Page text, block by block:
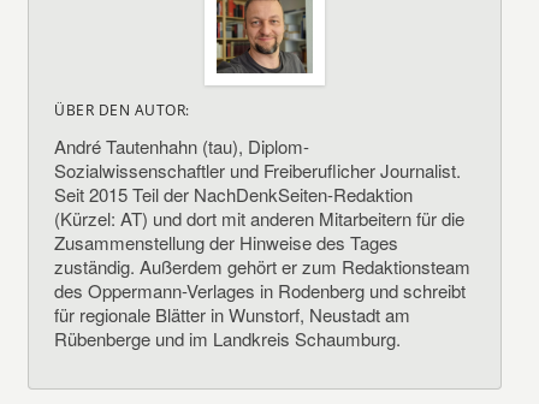
ÜBER DEN AUTOR:
André Tautenhahn (tau), Diplom-
Sozialwissenschaftler und Freiberuflicher Journalist.
Seit 2015 Teil der NachDenkSeiten-Redaktion
(Kürzel: AT) und dort mit anderen Mitarbeitern für die
Zusammenstellung der Hinweise des Tages
zuständig. Außerdem gehört er zum Redaktionsteam
des Oppermann-Verlages in Rodenberg und schreibt
für regionale Blätter in Wunstorf, Neustadt am
Rübenberge und im Landkreis Schaumburg.